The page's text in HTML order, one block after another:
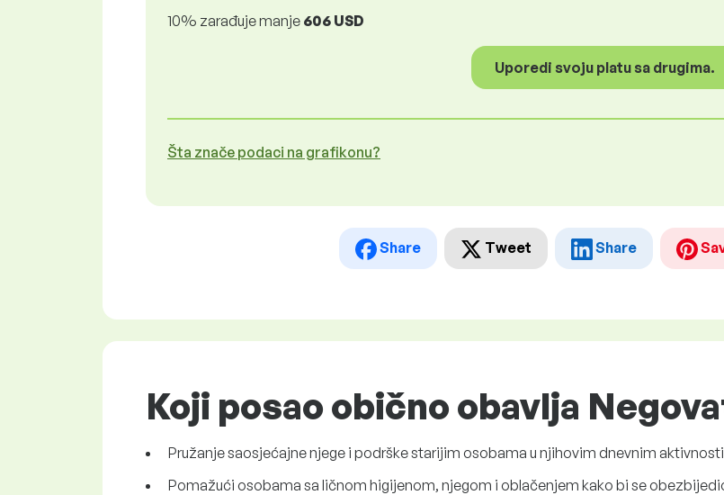
10% zarađuje manje 606 USD
Uporedi svoju platu sa drugima.
Šta znače podaci na grafikonu?
Share Tweet Share
Koji posao obično obavlja
Pružanje saosjećajne njege i podrške starijim osobama u njihovim dnevnim
Pomažući osobama sa ličnom higijenom, njegom i oblačenjem kako bi se